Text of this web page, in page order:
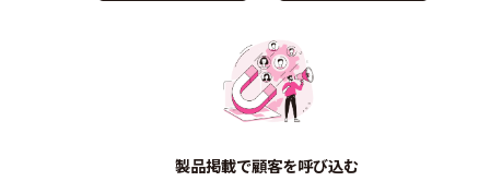
製品掲載で顧客を呼び込む